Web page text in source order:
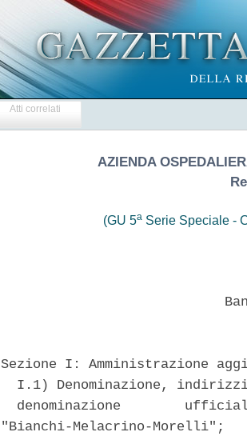
Atti correlati
AZIENDA
(GU 5aSerie Speciale -
Sezione I: Amministrazione
I.1) Denominazione,
denominazione
"Bianchi-Melacrino-Morelli";